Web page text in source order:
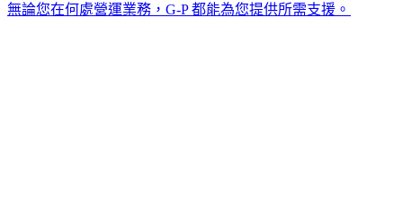
無論您在何處營運業務，G-P 都能為您提供所需支援。​​